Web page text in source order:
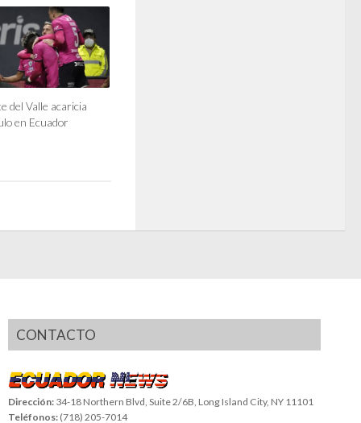
del Valle acaricia
en Ecuador
CONTACTO
Dirección: 34-18 Northern Blvd, Suite 2/6B, Long Island City, NY 11101
Teléfonos: (718) 205-7014